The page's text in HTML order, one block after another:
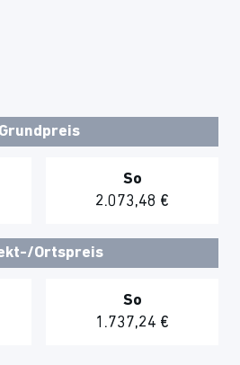
Grundpreis
So
2.073,48 €
Ortspreis
So
1.737,24 €